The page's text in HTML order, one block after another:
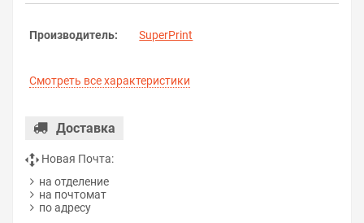
Производитель: SuperPrint
Смотреть все характеристики
Доставка
Новая Почта:
на отделение
на почтомат
по адресу